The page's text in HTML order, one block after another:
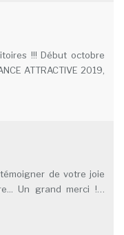
!!! Début octobre
ATTRACTIVE 2019,
de votre joie
Un grand merci !…